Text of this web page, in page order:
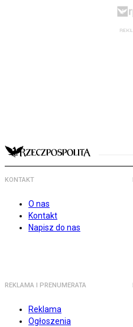
KONTAKT
O nas
Kontakt
Napisz do nas
REKLAMA I PRENUMERATA
Reklama
Ogłoszenia